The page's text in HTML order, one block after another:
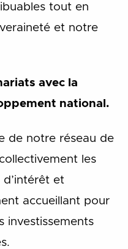
tout en
et notre
avec la
national.
de notre réseau de
les
d’intérêt et
accueillant pour
investissements